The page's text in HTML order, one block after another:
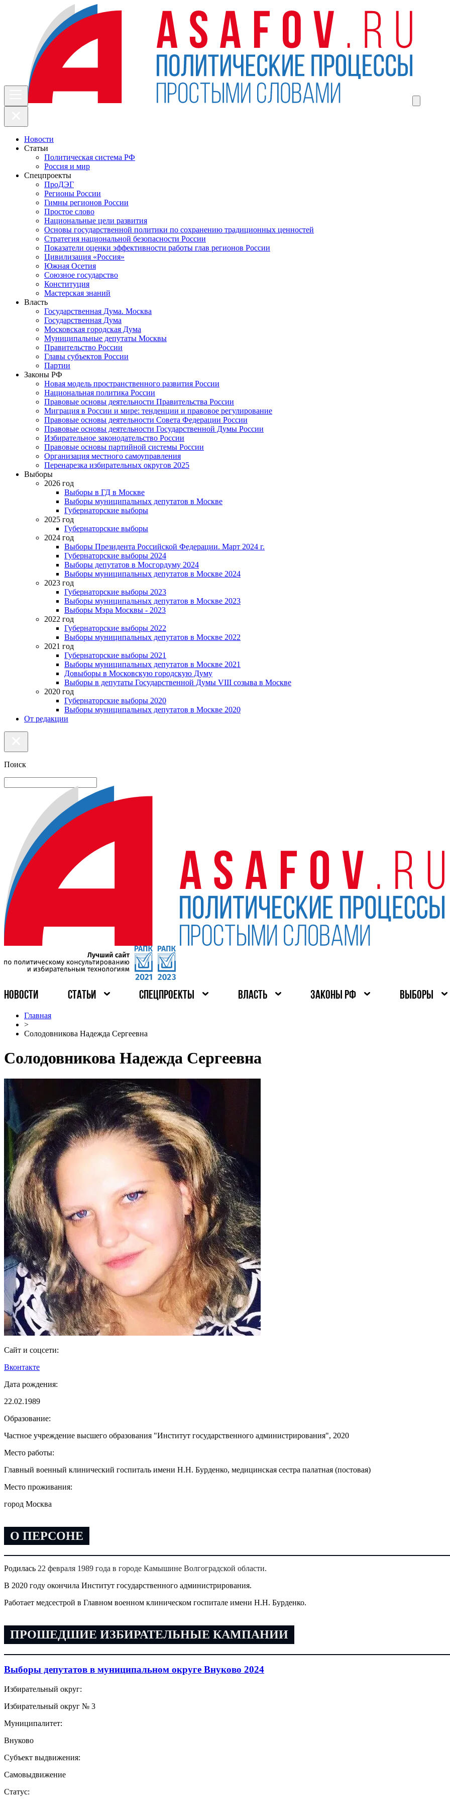
Новости
Статьи
Политическая система РФ
Россия и мир
Спецпроекты
ПроДЭГ
Регионы России
Гимны регионов России
Простое слово
Национальные цели развития
Основы государственной политики по сохранению традиционных ценностей
Стратегия национальной безопасности России
Показатели оценки эффективности работы глав регионов России
Цивилизация «Россия»
Южная Осетия
Союзное государство
Конституция
Мастерская знаний
Власть
Государственная Дума. Москва
Государственная Дума
Московская городская Дума
Муниципальные депутаты Москвы
Правительство России
Главы субъектов России
Партии
Законы РФ
Новая модель пространственного развития России
Национальная политика России
Правовые основы деятельности Правительства России
Миграция в России и мире: тенденции и правовое регулирование
Правовые основы деятельности Совета Федерации России
Правовые основы деятельности Государственной Думы России
Избирательное законодательство России
Правовые основы партийной системы России
Организация местного самоуправления
Перенарезка избирательных округов 2025
Выборы
2026 год
Выборы в ГД в Москве
Выборы муниципальных депутатов в Москве
Губернаторские выборы
2025 год
Губернаторские выборы
2024 год
Выборы Президента Российской Федерации. Март 2024 г.
Губернаторские выборы 2024
Выборы депутатов в Мосгордуму 2024
Выборы муниципальных депутатов в Москве 2024
2023 год
Губернаторские выборы 2023
Выборы муниципальных депутатов в Москве 2023
Выборы Мэра Москвы - 2023
2022 год
Губернаторские выборы 2022
Выборы муниципальных депутатов в Москве 2022
2021 год
Губернаторские выборы 2021
Выборы муниципальных депутатов в Москве 2021
Довыборы в Московскую городскую Думу
Выборы в депутаты Государственной Думы VIII созыва в Москве
2020 год
Губернаторские выборы 2020
Выборы муниципальных депутатов в Москве 2020
От редакции
Поиск
НОВОСТИ СТАТЬИ СПЕЦПРОЕКТЫ ВЛАСТЬ ЗАКОНЫ РФ ВЫБОРЫ
Главная
>
Солодовникова Надежда Сергеевна
Солодовникова Надежда Сергеевна
Сайт и соцсети:
Вконтакте
Дата рождения:
22.02.1989
Образование:
Частное учреждение высшего образования "Институт государственного администрирования", 2020
Место работы:
Главный военный клинический госпиталь имени Н.Н. Бурденко, медицинская сестра палатная (постовая)
Место проживания:
город Москва
О ПЕРСОНЕ
Родилась 22 февраля 1989 года в городе Камышине Волгоградской области.
В 2020 году окончила Институт государственного администрирования.
Работает медсестрой в Главном военном клиническом госпитале имени Н.Н. Бурденко.
ПРОШЕДШИЕ ИЗБИРАТЕЛЬНЫЕ КАМПАНИИ
Выборы депутатов в муниципальном округе Внуково 2024
Избирательный округ:
Избирательный округ № 3
Муниципалитет:
Внуково
Субъект выдвижения:
Самовыдвижение
Статус: